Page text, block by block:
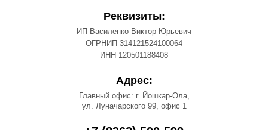
Реквизиты:
ИП Василенко Виктор Юрьевич
ОГРНИП 314121524100064
ИНН 120501188408
Адрес:
Главный офис: г. Йошкар-Ола,
ул. Луначарского 99, офис 1